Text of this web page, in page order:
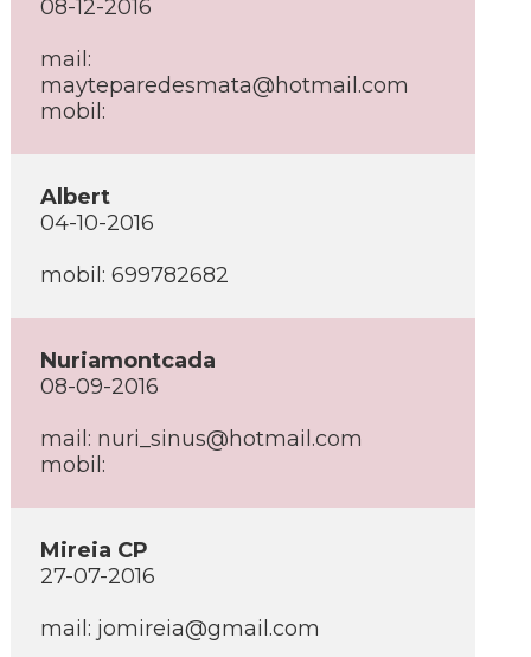
08-12-2016
mail:
mayteparedesmata@hotmail.com
mobil:
Albert
04-10-2016
mobil: 699782682
Nuriamontcada
08-09-2016
mail: nuri_sinus@hotmail.com
mobil:
Mireia CP
27-07-2016
mail: jomireia@gmail.com